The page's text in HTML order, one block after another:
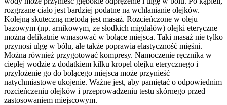
rozgrzane ciało jest bardziej podatne na wchłanianie olejków.
Kolejną skuteczną metodą jest masaż. Rozcieńczone w oleju
bazowym (np. arnikowym, ze słodkich migdałów) olejki eteryczne
można delikatnie wmasować w bolące miejsca. Taki masaż nie tylko
przynosi ulgę w bólu, ale także poprawia elastyczność mięśni.
Można również przygotować kompresy. Namoczenie ręcznika w
ciepłej wodzie z dodatkiem kilku kropel olejku eterycznego i
przyłożenie go do bolącego miejsca może przynieść
natychmiastowe ukojenie. Ważne jest, aby pamiętać o odpowiednim
rozcieńczeniu olejków i przeprowadzeniu testu skórnego przed
zastosowaniem miejscowym.